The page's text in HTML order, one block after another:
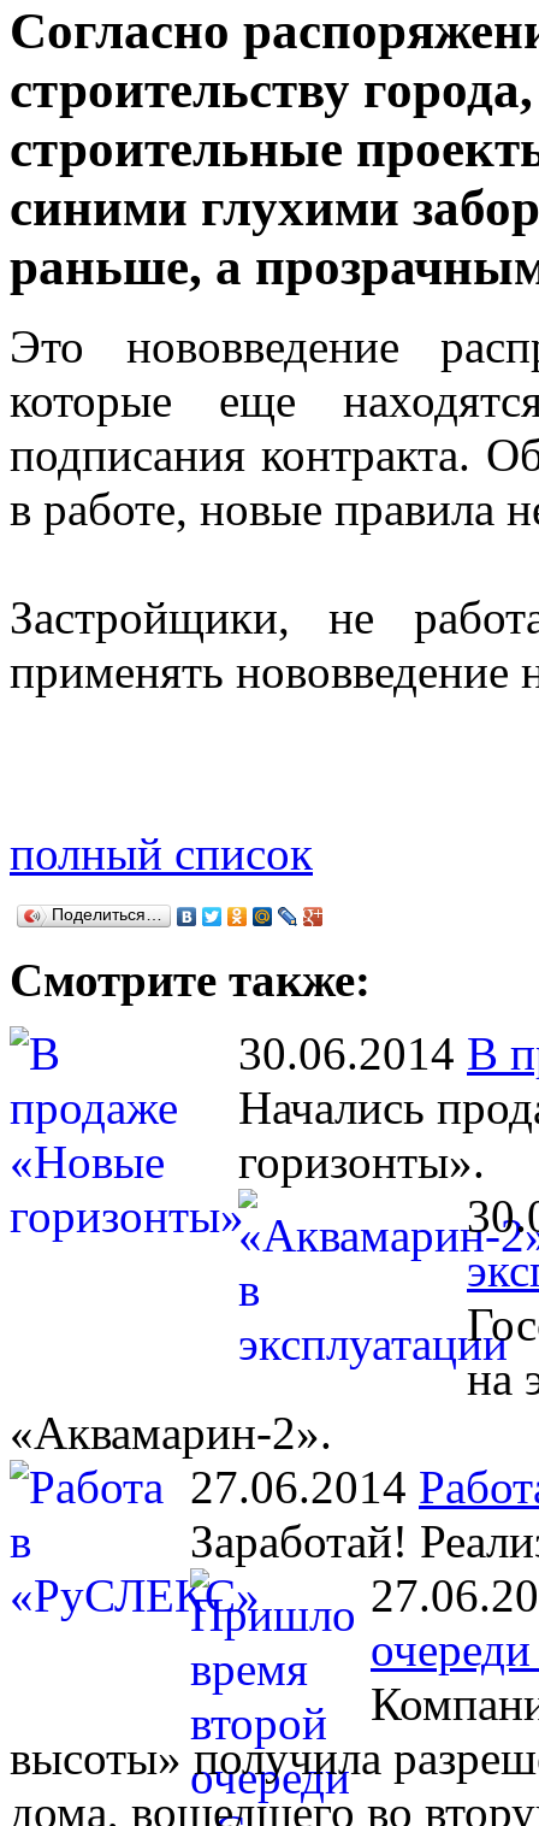
Согласно
строительству
строительные
синими глухими
раньше, а
Это нововведение
которые еще
подписания контракта.
в работе, новые правила
Застройщики, не
применять нововведение
полный список
Поделиться…
Смотрите также:
30.06.2014 В
Начались
горизонты».
на
«Аквамарин-2».
27.06.2014
Заработай!
высоты» получила
дома, вошедшего во